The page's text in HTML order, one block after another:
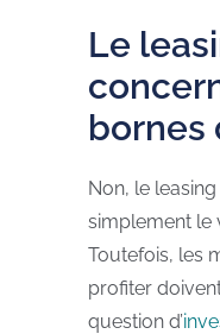
Le
bornes
Non, le
simplement le
Toutefois, les
profiter
question d’